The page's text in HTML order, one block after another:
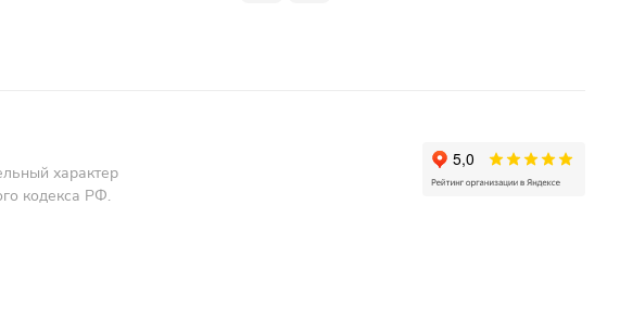
характер
кодекса РФ.